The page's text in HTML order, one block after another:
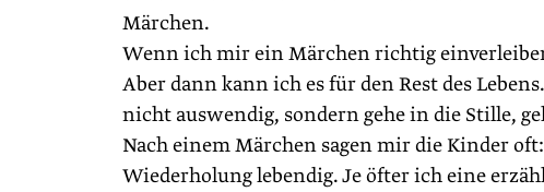
Märchen.
Wenn ich mir ein Märchen richtig
Aber dann kann ich es für den Rest des
nicht auswendig, sondern gehe in die Stille,
Nach einem Märchen sagen mir die Kinder
Wiederholung leben­dig. Je öfter ich eine